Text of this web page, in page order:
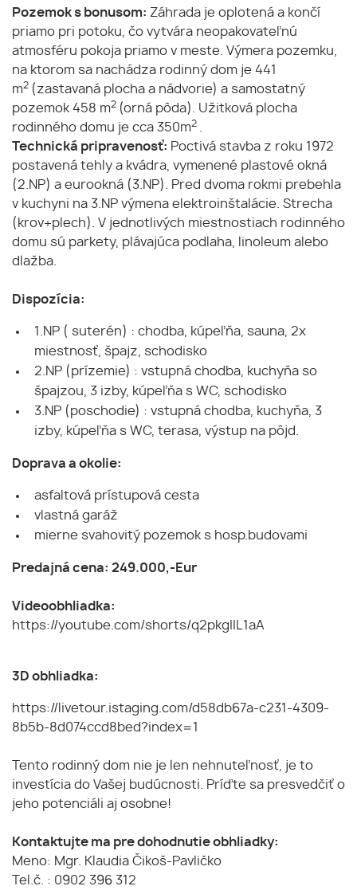
Pozemok s bonusom: Záhrada je oplotená a končí
priamo pri potoku, čo vytvára neopakovateľnú
atmosféru pokoja priamo v meste. Výmera pozemku,
na ktorom sa nachádza rodinný dom je 441
m2 (zastavaná plocha a nádvorie) a samostatný
pozemok 458 m2 (orná pôda). Užitková plocha
rodinného domu je cca 350m2
Technická pripravenosť: Poctivá stavba z roku 1972
postavená tehly a kvádra, vymenené plastové okná
(2.NP) a eurookná (3.NP). Pred dvoma rokmi prebehla
v kuchyni na 3.NP výmena elektroinštalácie. Strecha
(krov+plech). V jednotlivých miestnostiach rodinného
domu sú parkety, plávajúca podlaha, linoleum alebo
dlažba.
Dispozícia:
1.NP ( suterén) : chodba, kúpeľňa, sauna, 2x
miestnosť, špajz, schodisko
2.NP (prízemie) : vstupná chodba, kuchyňa so
špajzou, 3 izby, kúpeľňa s WC, schodisko
3.NP (poschodie) : vstupná chodba, kuchyňa, 3
izby, kúpeľňa s WC, terasa, výstup na pôjd.
Doprava a okolie:
asfaltová prístupová cesta
vlastná garáž
mierne svahovitý pozemok s hosp.budovami
Predajná cena: 249.000,-Eur
Videoobhliadka:
https://youtube.com/shorts/q2pkgIIL1aA
3D obhliadka:
https://livetour.istaging.com/d58db67a-c231-4309-
8b5b-8d074ccd8bed?index=1
Tento rodinný dom nie je len nehnuteľnosť, je to
investícia do Vašej budúcnosti. Príďte sa presvedčiť o
jeho potenciáli aj osobne!
Kontaktujte ma pre dohodnutie obhliadky:
Meno: Mgr. Klaudia Čikoš-Pavličko
Tel.č. : 0902 396 312